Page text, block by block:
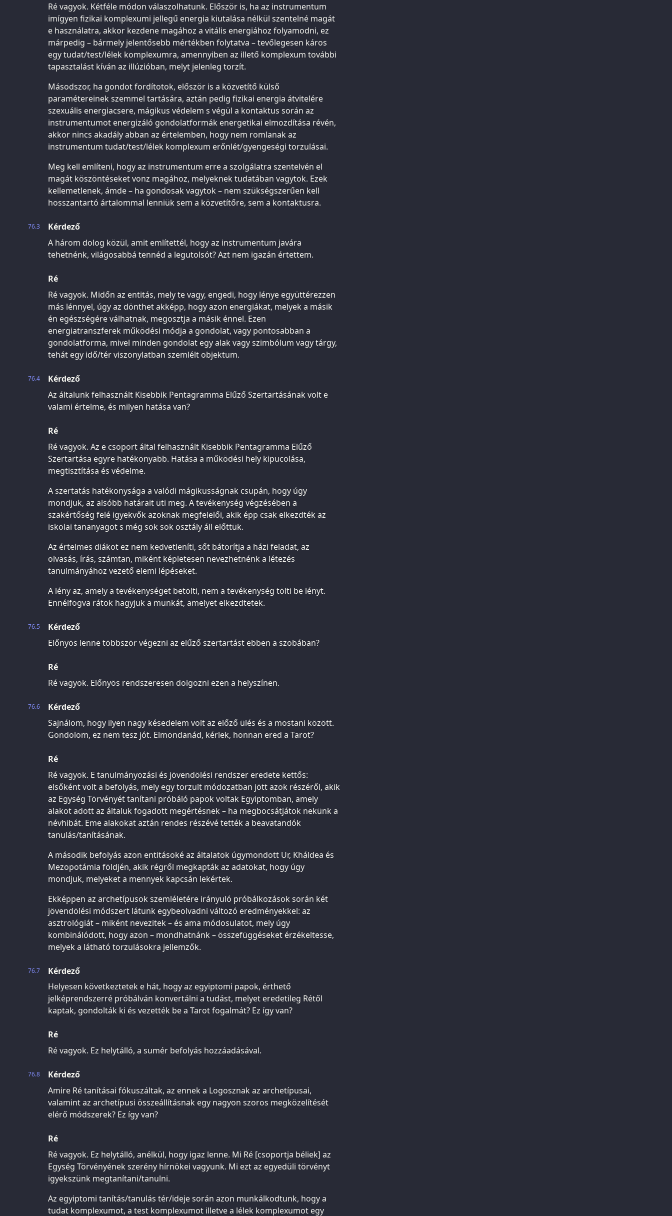
Ré vagyok. Kétféle módon válaszolhatunk. Először is, ha az instrumentum
imígyen fizikai komplexumi jellegű energia kiutalása nélkül szentelné magát
e használatra, akkor kezdene magához a vitális energiához folyamodni, ez
márpedig – bármely jelentősebb mértékben folytatva – tevőlegesen káros
egy tudat/test/lélek komplexumra, amennyiben az illető komplexum további
tapasztalást kíván az illúzióban, melyt jelenleg torzít.
Másodszor, ha gondot fordítotok, először is a közvetítő külső
paramétereinek szemmel tartására, aztán pedig fizikai energia átvitelére
szexuális energiacsere, mágikus védelem s végül a kontaktus során az
instrumentumot energizáló gondolatformák energetikai elmozdítása révén,
akkor nincs akadály abban az értelemben, hogy nem romlanak az
instrumentum tudat/test/lélek komplexum erőnlét/gyengeségi torzulásai.
Meg kell említeni, hogy az instrumentum erre a szolgálatra szentelvén el
magát köszöntéseket vonz magához, melyeknek tudatában vagytok. Ezek
kellemetlenek, ámde – ha gondosak vagytok – nem szükségszerűen kell
hosszantartó ártalommal lenniük sem a közvetítőre, sem a kontaktusra.
76.3
Kérdező
A három dolog közül, amit említettél, hogy az instrumentum javára
tehetnénk, világosabbá tennéd a legutolsót? Azt nem igazán értettem.
Ré
Ré vagyok. Midőn az entitás, mely te vagy, engedi, hogy lénye együttérezzen
más lénnyel, úgy az dönthet akképp, hogy azon energiákat, melyek a másik
én egészségére válhatnak, megosztja a másik énnel. Ezen
energiatranszferek működési módja a gondolat, vagy pontosabban a
gondolatforma, mivel minden gondolat egy alak vagy szimbólum vagy tárgy,
tehát egy idő/tér viszonylatban szemlélt objektum.
76.4
Kérdező
Az általunk felhasznált Kisebbik Pentagramma Elűző Szertartásának volt e
valami értelme, és milyen hatása van?
Ré
Ré vagyok. Az e csoport által felhasznált Kisebbik Pentagramma Elűző
Szertartása egyre hatékonyabb. Hatása a működési hely kipucolása,
megtisztítása és védelme.
A szertatás hatékonysága a valódi mágikusságnak csupán, hogy úgy
mondjuk, az alsóbb határait üti meg. A tevékenység végzésében a
szakértőség felé igyekvők azoknak megfelelői, akik épp csak elkezdték az
iskolai tananyagot s még sok sok osztály áll előttük.
Az értelmes diákot ez nem kedvetleníti, sőt bátorítja a házi feladat, az
olvasás, írás, számtan, miként képletesen nevezhetnénk a létezés
tanulmányához vezető elemi lépéseket.
A lény az, amely a tevékenységet betölti, nem a tevékenység tölti be lényt.
Ennélfogva rátok hagyjuk a munkát, amelyet elkezdtetek.
76.5
Kérdező
Előnyös lenne többször végezni az elűző szertartást ebben a szobában?
Ré
Ré vagyok. Előnyös rendszeresen dolgozni ezen a helyszínen.
76.6
Kérdező
Sajnálom, hogy ilyen nagy késedelem volt az előző ülés és a mostani között.
Gondolom, ez nem tesz jót. Elmondanád, kérlek, honnan ered a Tarot?
Ré
Ré vagyok. E tanulmányozási és jövendölési rendszer eredete kettős:
elsőként volt a befolyás, mely egy torzult módozatban jött azok részéről, akik
az Egység Törvényét tanítani próbáló papok voltak Egyiptomban, amely
alakot adott az általuk fogadott megértésnek – ha megbocsátjátok nekünk a
névhibát. Eme alakokat aztán rendes részévé tették a beavatandók
tanulás/tanításának.
A második befolyás azon entitásoké az általatok úgymondott Ur, Kháldea és
Mezopotámia földjén, akik régről megkapták az adatokat, hogy úgy
mondjuk, melyeket a mennyek kapcsán lekértek.
Ekképpen az archetípusok szemléletére irányuló próbálkozások során két
jövendölési módszert látunk egybeolvadni változó eredményekkel: az
asztrológiát – miként nevezitek – és ama módosulatot, mely úgy
kombinálódott, hogy azon – mondhatnánk – összefüggéseket érzékeltesse,
melyek a látható torzulásokra jellemzők.
76.7
Kérdező
Helyesen következtetek e hát, hogy az egyiptomi papok, érthető
jelképrendszerré próbálván konvertálni a tudást, melyet eredetileg Rétől
kaptak, gondolták ki és vezették be a Tarot fogalmát? Ez így van?
Ré
Ré vagyok. Ez helytálló, a sumér befolyás hozzáadásával.
76.8
Kérdező
Amire Ré tanításai fókuszáltak, az ennek a Logosznak az archetípusai,
valamint az archetípusi összeállításnak egy nagyon szoros megközelítését
elérő módszerek? Ez így van?
Ré
Ré vagyok. Ez helytálló, anélkül, hogy igaz lenne. Mi Ré [csoportja béliek] az
Egység Törvényének szerény hírnökei vagyunk. Mi ezt az egyedüli törvényt
igyekszünk megtanítani/tanulni.
Az egyiptomi tanítás/tanulás tér/ideje során azon munkálkodtunk, hogy a
tudat komplexumot, a test komplexumot illetve a lélek komplexumot egy